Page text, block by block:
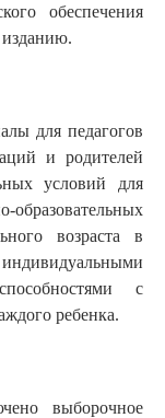
обеспечения
изданию.
для педагогов
и родителей
условий для
возраста в
с
ребенка.
выборочное